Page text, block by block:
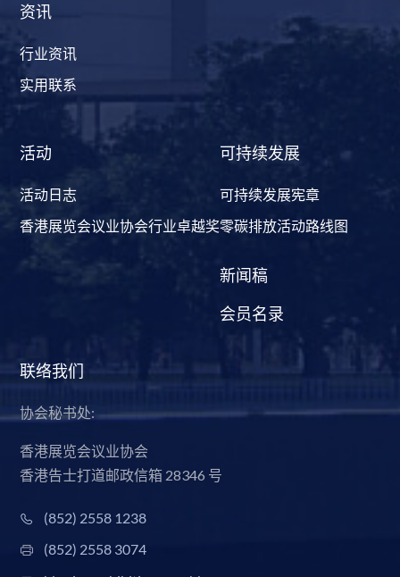
资讯
行业资讯
实用联系
活动
活动日志
香港展览会议业协会行业卓越奖
可持续发展
可持续发展宪章
零碳排放活动路线图
新闻稿
会员名录
联络我们
协会秘书处:
香港展览会议业协会
香港告士打道邮政信箱 28346 号
(852) 2558 1238
(852) 2558 3074